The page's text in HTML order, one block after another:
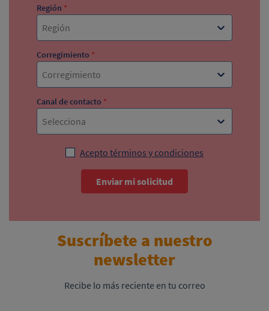
Región *
Región
Corregimiento *
Corregimiento
Canal de contacto *
Selecciona
Acepto términos y condiciones
Enviar mi solicitud
Suscríbete a nuestro
newsletter
Recibe lo más reciente en tu correo